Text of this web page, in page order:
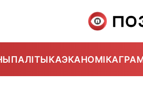
ПАЛІТЫКАЭКАНОМІКА